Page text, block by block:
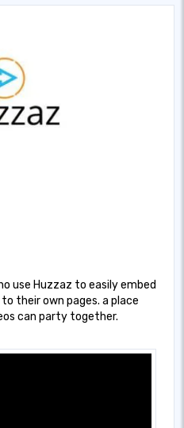
use Huzzaz to easily embed
their own pages. a place
can party together.